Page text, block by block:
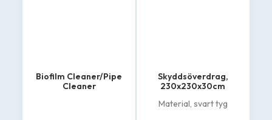
produktsidan
Biofilm Cleaner/Pipe
Cleaner
Skyddsöverdrag,
230x230x30cm
Material, svart tyg